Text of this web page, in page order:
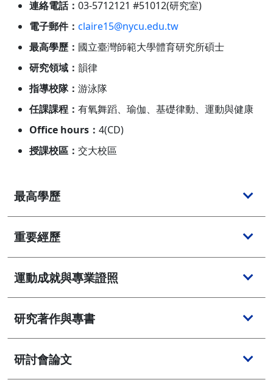
連絡電話： 03-5712121 #51012(研究室)
電子郵件： claire15@nycu.edu.tw
最高學歷： 國立臺灣師範大學體育研究所碩士
研究領域： 韻律
指導校隊： 游泳隊
任課課程： 有氧舞蹈、瑜伽、基礎律動、運動與健康
Office hours： 4(CD)
授課校區： 交大校區
最高學歷
重要經歷
運動成就與專業證照
研究著作與專書
研討會論文